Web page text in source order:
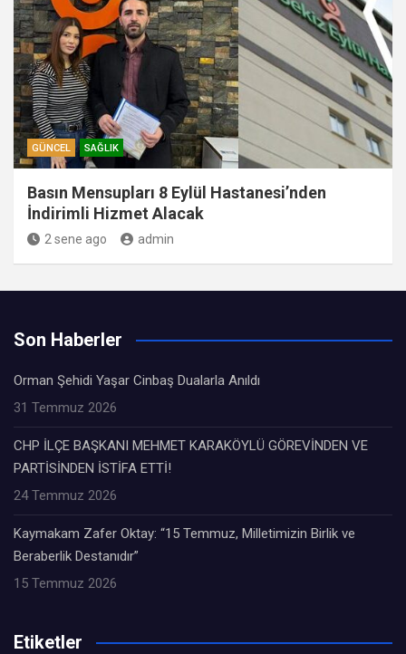
GÜNCEL SAĞLIK
Basın Mensupları 8 Eylül Hastanesi’nden
İndirimli Hizmet Alacak
2 sene ago admin
Son Haberler
Orman Şehidi Yaşar Cinbaş Dualarla Anıldı
31 Temmuz 2026
CHP İLÇE BAŞKANI MEHMET KARAKÖYLÜ GÖREVİNDEN VE
PARTİSİNDEN İSTİFA ETTİ!
24 Temmuz 2026
Kaymakam Zafer Oktay: “15 Temmuz, Milletimizin Birlik ve
Beraberlik Destanıdır”
15 Temmuz 2026
Etiketler